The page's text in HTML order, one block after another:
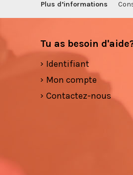
Plus d’informations
Tu as besoin
Identifiant
Mon compte
Contactez-nous